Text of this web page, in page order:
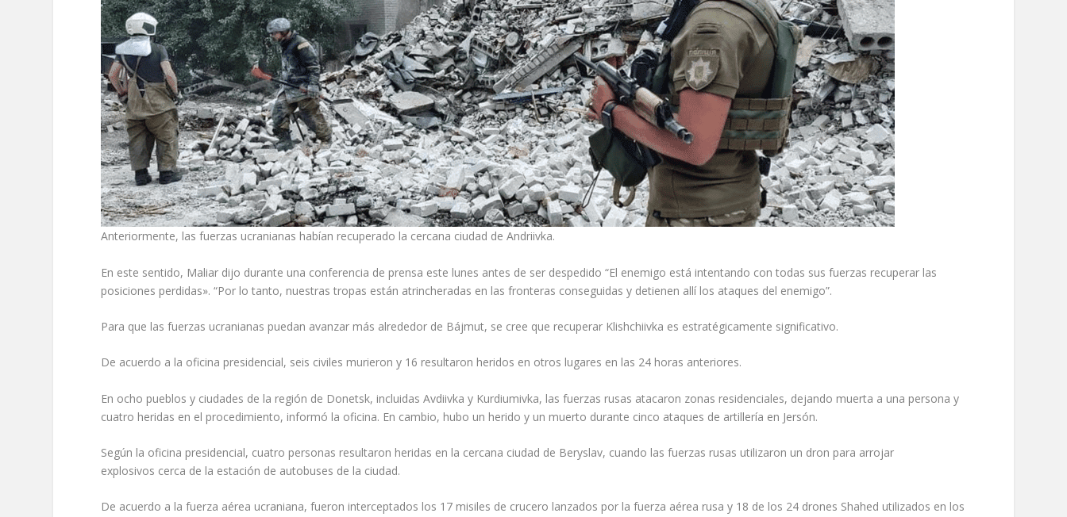
Anteriormente, las fuerzas ucranianas habían recuperado la cercana ciudad de Andriivka.
En este sentido, Maliar dijo durante una conferencia de prensa este lunes antes de ser despedido “El enemigo está intentando con todas sus fuerzas recuperar las
posiciones perdidas». “Por lo tanto, nuestras tropas están atrincheradas en las fronteras conseguidas y detienen allí los ataques del enemigo”.
Para que las fuerzas ucranianas puedan avanzar más alrededor de Bájmut, se cree que recuperar Klishchiivka es estratégicamente significativo.
De acuerdo a la oficina presidencial, seis civiles murieron y 16 resultaron heridos en otros lugares en las 24 horas anteriores.
En ocho pueblos y ciudades de la región de Donetsk, incluidas Avdiivka y Kurdiumivka, las fuerzas rusas atacaron zonas residenciales, dejando muerta a una persona y
cuatro heridas en el procedimiento, informó la oficina. En cambio, hubo un herido y un muerto durante cinco ataques de artillería en Jersón.
Según la oficina presidencial, cuatro personas resultaron heridas en la cercana ciudad de Beryslav, cuando las fuerzas rusas utilizaron un dron para arrojar
explosivos cerca de la estación de autobuses de la ciudad.
De acuerdo a la fuerza aérea ucraniana, fueron interceptados los 17 misiles de crucero lanzados por la fuerza aérea rusa y 18 de los 24 drones Shahed utilizados en los